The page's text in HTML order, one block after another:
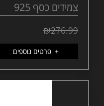
צמידים כסף 925
₪276.99
+ פרטים נוספים